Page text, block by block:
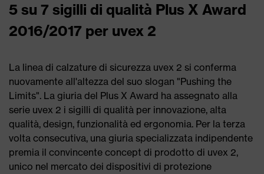
5 su 7 sigilli di qualità Plus X Award
2016/2017 per uvex 2
La linea di calzature di sicurezza uvex 2 si conferma
nuovamente all'altezza del suo slogan "Pushing the
Limits". La giuria del Plus X Award ha assegnato alla
serie uvex 2 i sigilli di qualità per innovazione, alta
qualità, design, funzionalità ed ergonomia. Per la terza
volta consecutiva, una giuria specializzata indipendente
premia il convincente concept di prodotto di uvex 2,
unico nel mercato dei dispositivi di protezione